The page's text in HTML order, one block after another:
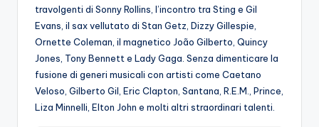
travolgenti di Sonny Rollins, l’incontro tra Sting e Gil
Evans, il sax vellutato di Stan Getz, Dizzy Gillespie,
Ornette Coleman, il magnetico João Gilberto, Quincy
Jones, Tony Bennett e Lady Gaga. Senza dimenticare la
fusione di generi musicali con artisti come Caetano
Veloso, Gilberto Gil, Eric Clapton, Santana, R.E.M., Prince,
Liza Minnelli, Elton John e molti altri straordinari talenti.